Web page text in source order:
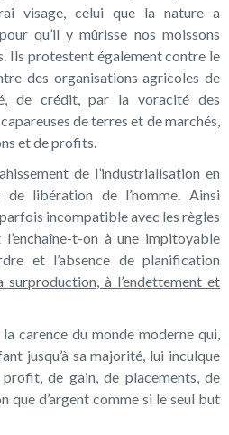
visage, celui que la nature a
qu’il y mûrisse nos moissons
Ils protestent également contre le
des organisations agricoles de
de crédit, par la voracité des
de terres et de marchés,
et de profits.
de l’industrialisation en
de libération de l’homme. Ainsi
incompatible avec les règles
t-on à une impitoyable
et l’absence de planification
surproduction, à l’endettement et
carence du monde moderne qui,
jusqu’à sa majorité, lui inculque
de gain, de placements, de
que d’argent comme si le seul but